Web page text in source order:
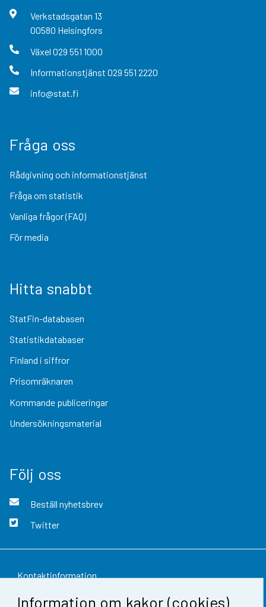
Information om kakor (cookies)
Verkstadsgatan 13
00580 Helsingfors
Växel 029 551 1000
Informationstjänst 029 551 2220
info@stat.fi
Fråga oss
Rådgivning och informationstjänst
Fråga om statistik
Vanliga frågor (FAQ)
För media
Hitta snabbt
StatFin-databasen
Statistikdatabaser
Finland i siffror
Prisomräknaren
Kommande publiceringar
Undersökningsmaterial
Följ oss
Beställ nyhetsbrev
Twitter
Kontaktinformation
Respons